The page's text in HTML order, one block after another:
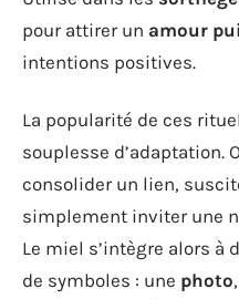
pour attirer un amour
intentions positives.
La popularité de ces
souplesse d’adaptation.
consolider un lien,
simplement inviter une
Le miel s’intègre alors à
de symboles : une photo